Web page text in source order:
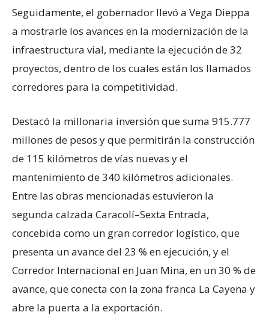
Seguidamente, el gobernador llevó a Vega Dieppa
a mostrarle los avances en la modernización de la
infraestructura vial, mediante la ejecución de 32
proyectos, dentro de los cuales están los llamados
corredores para la competitividad.
Destacó la millonaria inversión que suma 915.777
millones de pesos y que permitirán la construcción
de 115 kilómetros de vías nuevas y el
mantenimiento de 340 kilómetros adicionales.
Entre las obras mencionadas estuvieron la
segunda calzada Caracolí–Sexta Entrada,
concebida como un gran corredor logístico, que
presenta un avance del 23 % en ejecución, y el
Corredor Internacional en Juan Mina, en un 30 % de
avance, que conecta con la zona franca La Cayena y
abre la puerta a la exportación.